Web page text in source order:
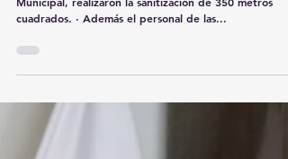
redcomarcamx
26 mar 2020
1 min de lectura
Tribunales de Justicia Municipal extrema
medidas de higiene y sanitiza instalaciones
· Una cuadrilla de cinco trabajadores de Salud
Municipal, realizaron la sanitización de 350 metros
cuadrados. · Además el personal de las...